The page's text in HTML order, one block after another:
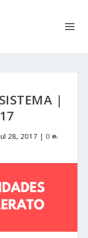
|
28, 2017 | 0